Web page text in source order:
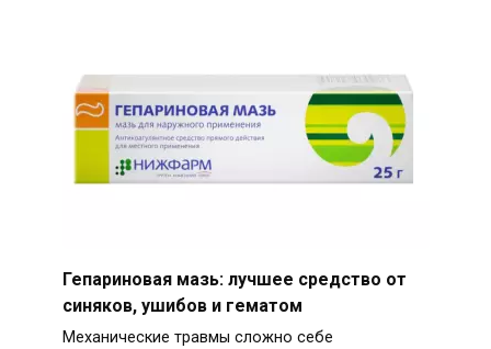
Гепариновая мазь: лучшее средство от
синяков, ушибов и гематом
Механические травмы сложно себе